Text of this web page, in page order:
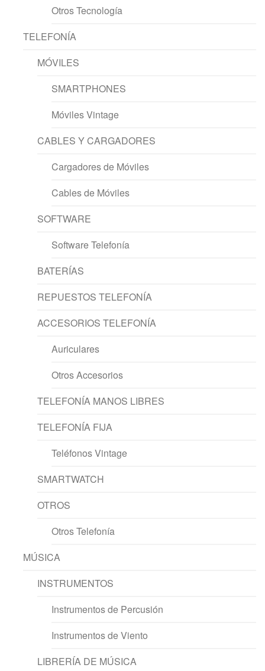
Otros Tecnología
TELEFONÍA
MÓVILES
SMARTPHONES
Móviles Vintage
CABLES Y CARGADORES
Cargadores de Móviles
Cables de Móviles
SOFTWARE
Software Telefonía
BATERÍAS
REPUESTOS TELEFONÍA
ACCESORIOS TELEFONÍA
Auriculares
Otros Accesorios
TELEFONÍA MANOS LIBRES
TELEFONÍA FIJA
Teléfonos Vintage
SMARTWATCH
OTROS
Otros Telefonía
MÚSICA
INSTRUMENTOS
Instrumentos de Percusión
Instrumentos de Viento
LIBRERÍA DE MÚSICA